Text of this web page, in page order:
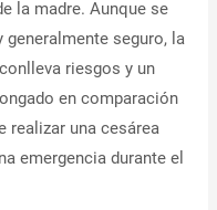
la madre. Aunque se
seguro, la
riesgos y un
en comparación
realizar una cesárea
emergencia durante el